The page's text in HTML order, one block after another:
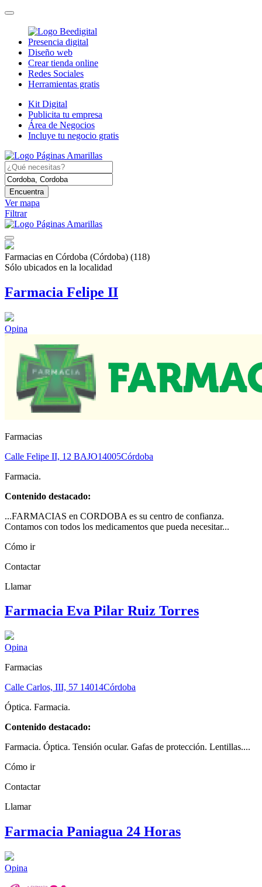
Presencia digital
Diseño web
Crear tienda online
Redes Sociales
Herramientas gratis
Kit Digital
Publicita tu empresa
Área de Negocios
Incluye tu negocio gratis
Encuentra
Ver mapa
Filtrar
Farmacias en Córdoba (Córdoba) (118)
Sólo ubicados en la localidad
Farmacia Felipe II
Opina
Farmacias
Calle Felipe II, 12 BAJO14005Córdoba
Farmacia.
Contenido destacado:
...FARMACIAS en CORDOBA es su centro de confianza.
Contamos con todos los medicamentos que pueda necesitar...
Cómo ir
Contactar
Llamar
Farmacia Eva Pilar Ruiz Torres
Opina
Farmacias
Calle Carlos, III, 57 14014Córdoba
Óptica. Farmacia.
Contenido destacado:
Farmacia. Óptica. Tensión ocular. Gafas de protección. Lentillas....
Cómo ir
Contactar
Llamar
Farmacia Paniagua 24 Horas
Opina